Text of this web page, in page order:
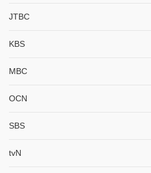
JTBC
KBS
MBC
OCN
SBS
tvN